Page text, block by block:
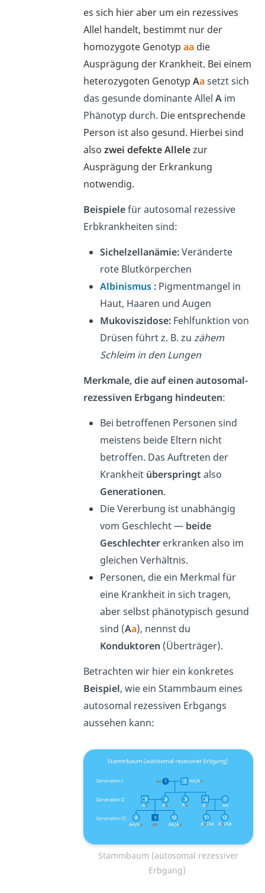
es sich hier aber um ein rezessives
Allel handelt, bestimmt nur der
homozygote Genotypaa die
Ausprägung der Krankheit. Bei einem
heterozygoten GenotypAasetzt sich
das gesunde dominante AllelA im
Phänotyp durch. Die entsprechende
Person ist also gesund. Hierbei sind
alsozwei defekte Allelezur
Ausprägung der Erkrankung
notwendig.
Beispielefür autosomal rezessive
Erbkrankheiten sind:
Sichelzellanämie:Veränderte
rote Blutkörperchen
Albinismus : Pigmentmangel in
Haut, Haaren und Augen
Mukoviszidose: Fehlfunktion von
Drüsen führt z. B. zuzähem
Schleim in den Lungen
Merkmale, die auf einen autosomal-
rezessiven Erbgang hindeuten:
Bei betroffenen Personen sind
meistens beide Eltern nicht
betroffen. Das Auftreten der
Krankheit überspringtalso
Generationen.
Die Vererbung ist unabhängig
vom Geschlecht — beide
Geschlechter erkranken also im
gleichen Verhältnis.
Personen, die ein Merkmal für
eine Krankheit in sich tragen,
aber selbst phänotypisch gesund
sind (Aa), nennst du
Konduktoren (Überträger).
Betrachten wir hier ein konkretes
Beispiel, wie ein Stammbaum eines
autosomal rezessiven Erbgangs
aussehen kann:
Stammbaum (autosomal rezessiver
Erbgang)